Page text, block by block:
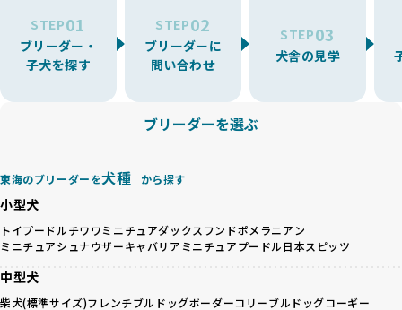
BreederFamiliesでは、アニマルウェルフェアを最優先に考
えた6つの絶対基準と12の総合基準を設定しています。これに
ことを徹底しています。
BreederFamiliesでは、以下の6項目を必須条件とし、これら
基づいた責任あるブリーディングを確保しています。
さらに、健康管理、社会性の育成、遺伝子検査、食事や運動
の質など、ワンちゃんの心身に配慮した飼育環境が整ってい
るかを評価する12項目の総合基準を設けています。これによ
り、より高い基準をクリアしたブリーダーだけを厳選してい
ます。
たりストレスを抱えたりするリスクが高まります。
「少数の犬種に集中」の詳細はこちら
すが、無計画な交配には健康リスクが伴います。異なる犬種
の特徴を持つことで予測しにくい健康問題が発生する可能性
が高く、診断や治療も複雑化する場合があります。また、ミ
待する理想と現実が大きく異なることも少なくありません。
健康と性格を次世代に引き継ぐために、ミックス犬の繁殖を
避けます。無計画な交配がもたらすリスクを理解し、飼い主
への十分な説明とアフターフォローを確保できる範囲での繁
殖を徹底しているのです。
一方、営利優先ブリーダーは流行や需要に応じて安易にミッ
クス犬を繁殖し、健康管理や飼い主への配慮が不十分なこと
STEP01
ブリーダー・
子犬を探す
STEP02
ブリーダーに
問い合わせ
STEP03
犬舎の見学
ブリーダーを選ぶ
東海のブリーダーを犬種 から探す
小型犬
トイプードルチワワミニチュアダックスフンドポメラニアン
ミニチュアシュナウザーキャバリア ミニチュアプードル日本スピッツ
中型犬
柴犬(標準サイズ)フレンチブルドッグボーダーコリーブルドッグコーギー